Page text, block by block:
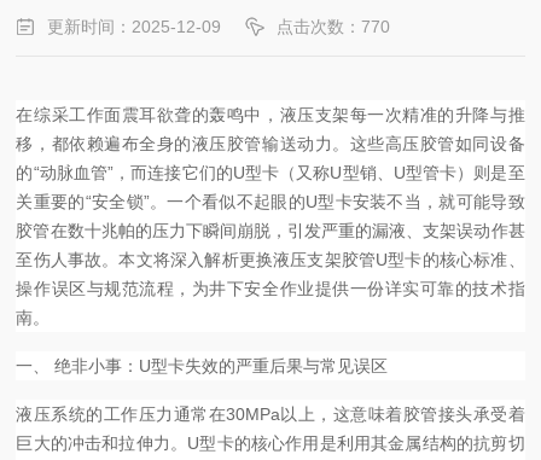
更新时间：2025-12-09 点击次数：770
在综采工作面震耳欲聋的轰鸣中，液压支架每一次精准的升降与推
移，都依赖遍布全身的液压胶管输送动力。这些高压胶管如同设备
的“动脉血管”，而连接它们的U型卡（又称U型销、U型管卡）则是至
关重要的“安全锁”。一个看似不起眼的U型卡安装不当，就可能导致
胶管在数十兆帕的压力下瞬间崩脱，引发严重的漏液、支架误动作甚
至伤人事故。本文将深入解析更换液压支架胶管U型卡的核心标准、
操作误区与规范流程，为井下安全作业提供一份详实可靠的技术指
南。
一、 绝非小事：U型卡失效的严重后果与常见误区
液压系统的工作压力通常在30MPa以上，这意味着胶管接头承受着
巨大的冲击和拉伸力。U型卡的核心作用是利用其金属结构的抗剪切